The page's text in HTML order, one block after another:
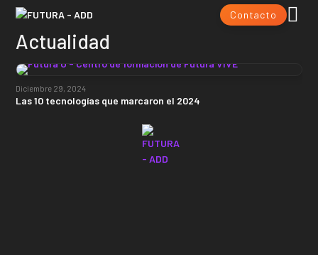
Contacto
Actualidad
Diciembre 29, 2024
Las 10 tecnologías que marcaron el 2024